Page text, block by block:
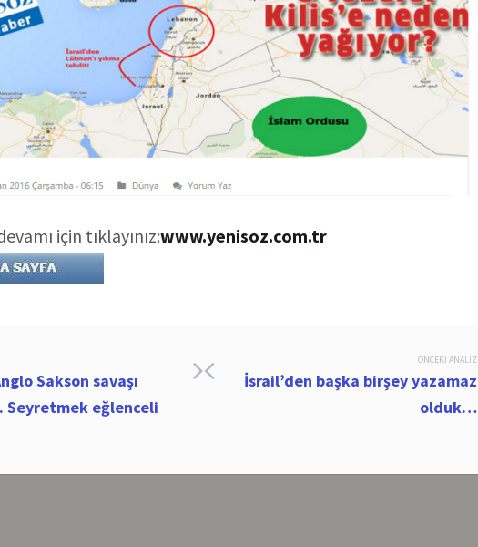
için tıklayınız:www.yenisoz.com.tr
ÖNCEKI ANALIZ
İsrail’den başka birşey yazamaz
olduk…
Sakson savaşı
Seyretmek eğlenceli